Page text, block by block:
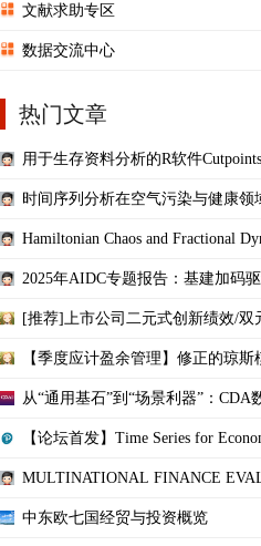
文献求助专区
数据交流中心
热门文章
用于生存资料分析的R软件
时间序列分析在空气污染与健康领
Hamiltonian Chaos and Fractional
2025年AIDC专题报告：基建加码驱
[推荐]上市公司二元式创新绩效/双
【季度应计盈余管理】修正的琼斯
从“通用基石”到“场景利器”：CDA
【论坛首发】Time Series for
MULTINATIONAL FINANCE
中东欧七国经贸与投资概览